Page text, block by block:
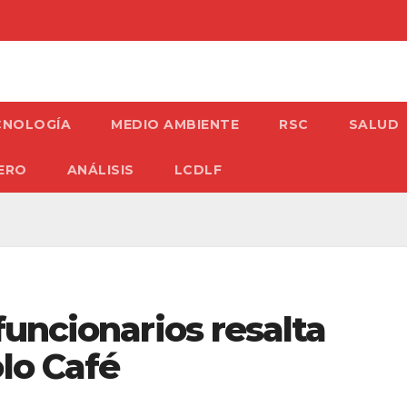
MEDIO AMBIENTE RSC SALUD
ANÁLISIS LCDLF
resalta
Café